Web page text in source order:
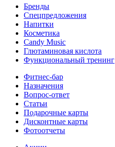
Бренды
Спецпредложения
Напитки
Косметика
Candy Music
Глютаминовая кислота
Функциональный тренинг
Фитнес-бар
Назначения
Вопрос-ответ
Статьи
Подарочные карты
Дисконтные карты
Фотоотчеты